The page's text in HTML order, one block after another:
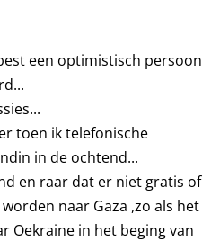
een optimistisch persoon
toen ik telefonische
in de ochtend...
en raar dat er niet gratis of
naar Gaza ,zo als het
Oekraine in het beging van